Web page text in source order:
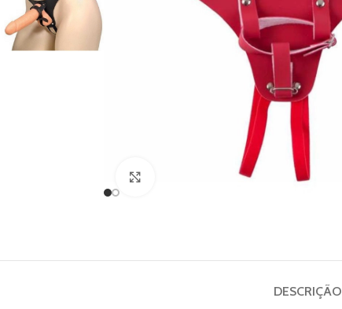
Clique para ampliar
DESCRIÇÃO